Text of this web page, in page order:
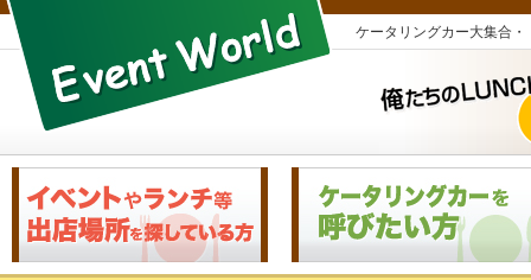
ケータリングカー大集合